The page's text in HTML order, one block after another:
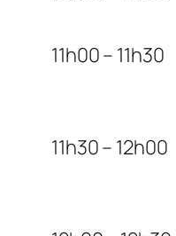
11h00 – 11h30
11h30 – 12h00